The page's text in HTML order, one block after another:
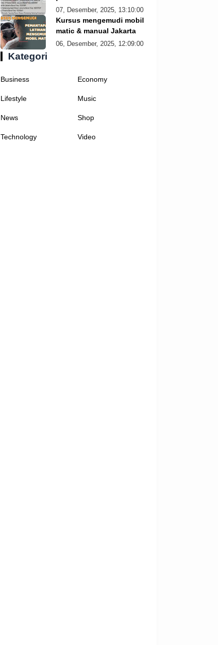
07, Desember, 2025, 13:10:00
Kursus mengemudi mobil
matic & manual Jakarta
06, Desember, 2025, 12:09:00
Kategori
Business Economy
Lifestyle Music
News Shop
Technology Video